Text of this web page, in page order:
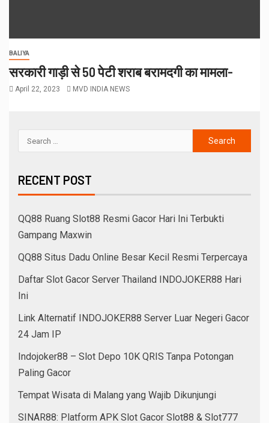
BALIYA
सरकारी गाड़ी से 50 पेटी शराब बरामदगी का मामला-
April 22, 2023 MVD INDIA NEWS
RECENT POST
QQ88 Ruang Slot88 Resmi Gacor Hari Ini Terbukti
Gampang Maxwin
QQ88 Situs Dadu Online Besar Kecil Resmi Terpercaya
Daftar Slot Gacor Server Thailand INDOJOKER88 Hari
Ini
Link Alternatif INDOJOKER88 Server Luar Negeri Gacor
24 Jam IP
Indojoker88 – Slot Depo 10K QRIS Tanpa Potongan
Paling Gacor
Tempat Wisata di Malang yang Wajib Dikunjungi
SINAR88: Platform APK Slot Gacor Slot88 & Slot777